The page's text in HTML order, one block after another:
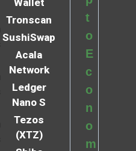
Tronscan
SushiSwap
Acala
Network
Ledger
Nano S
Tezos
(XTZ)
t
o
E
c
o
n
o
m